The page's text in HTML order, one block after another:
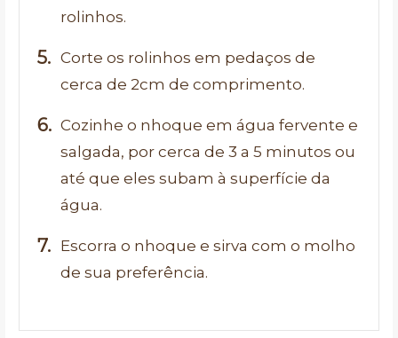
rolinhos.
Corte os rolinhos em pedaços de
cerca de 2cm de comprimento.
Cozinhe o nhoque em água fervente e
salgada, por cerca de 3 a 5 minutos ou
até que eles subam à superfície da
água.
Escorra o nhoque e sirva com o molho
de sua preferência.